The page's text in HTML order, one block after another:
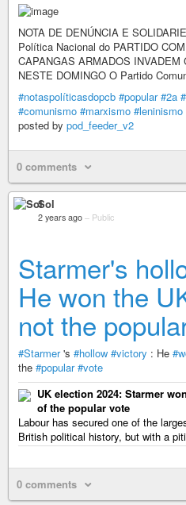
NOTA DE DENÚNCIA E
Política Nacional do PARTIDO
CAPANGAS ARMADOS INVADEM
NESTE DOMINGO O Partido
#notaspolíticasdopcb #popular #2a
#comunismo #marxismo #leninismo
posted by pod_feeder_v2
0 comments
Sol
2 years ago – Public
Starmer's
He won the
not the
#Starmer's #hollow #victory : He
the #popular #vote
UK election 2024: Starmer
of the popular vote
Labour has secured one of the
British political history, but with a
0 comments